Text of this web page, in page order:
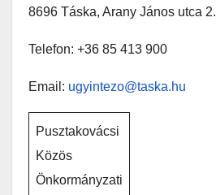
8696 Táska, Arany János utca 2.
Telefon: +36 85 413 900
Email: ugyintezo@taska.hu
Pusztakovácsi
Közös
Önkormányzati